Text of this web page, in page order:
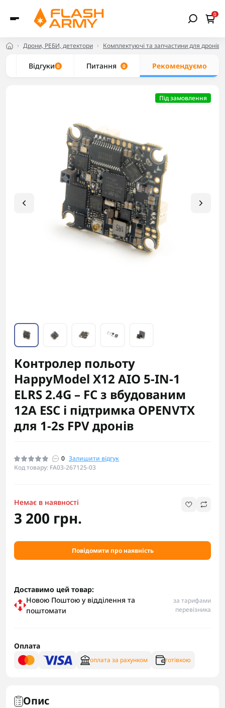
0
Дрони, РЕБИ, детектори Комплектуючі та запчастини для дронів
Відгуки 0 Питання 0 Рекомендуємо
Під замовлення
Контролер польоту
HappyModel X12 AIO 5-IN-1
ELRS 2.4G – FC з вбудованим
12A ESC і підтримка OPENVTX
для 1-2s FPV дронів
0 Залишити відгук
Код товару: FA03-267125-03
Немає в наявності
3 200 грн.
Повідомити про наявність
Доставимо цей товар:
Новою Поштою у відділення та
поштомати
за тарифами
перевізника
Оплата
оплата за рахунком готівкою
Опис